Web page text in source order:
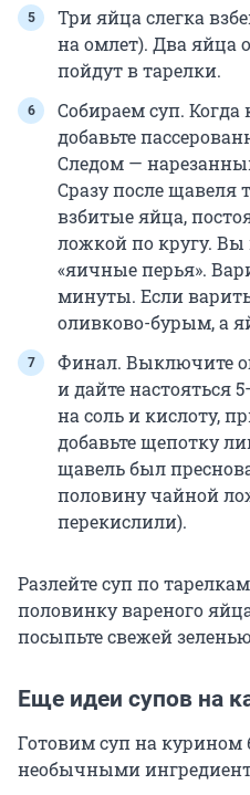
Три яйца слегка
на омлет). Два яйца
пойдут в тарелки.
Собираем суп. Когда
добавьте
Следом —
Сразу после щавеля
взбитые яйца,
ложкой по кругу.
«яичные перья».
минуты. Если
оливково-бурым, а
Финал. Выключите
и дайте настояться
на соль и кислоту,
добавьте щепотку
щавель был
половину чайной
перекислили).
Разлейте суп по
половинку вареного
посыпьте свежей
Еще идеи супов на
Готовим суп на курином
необычными